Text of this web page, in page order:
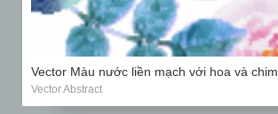
Vector Màu nước liền mạch với hoa và chim
Vector Abstract